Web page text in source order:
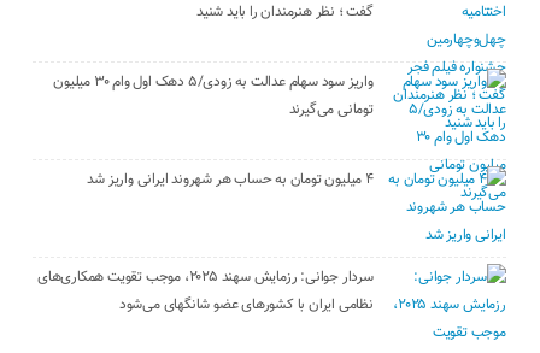
گفت ؛ نظر هنرمندان را باید شنید
واریز سود سهام عدالت به زودی/۵ دهک اول وام ۳۰ میلیون
تومانی می‌گیرند
۴ میلیون تومان به حساب هر شهروند ایرانی واریز شد
سردار جوانی: رزمایش سهند ۲۰۲۵، موجب تقویت همکاری‌های
نظامی ایران با کشور‌های عضو شانگهای می‌شود